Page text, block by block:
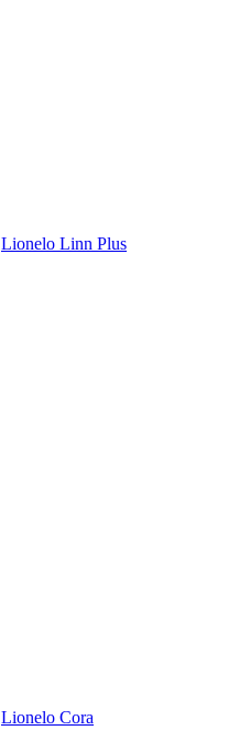
Lionelo Linn Plus
Lionelo Cora